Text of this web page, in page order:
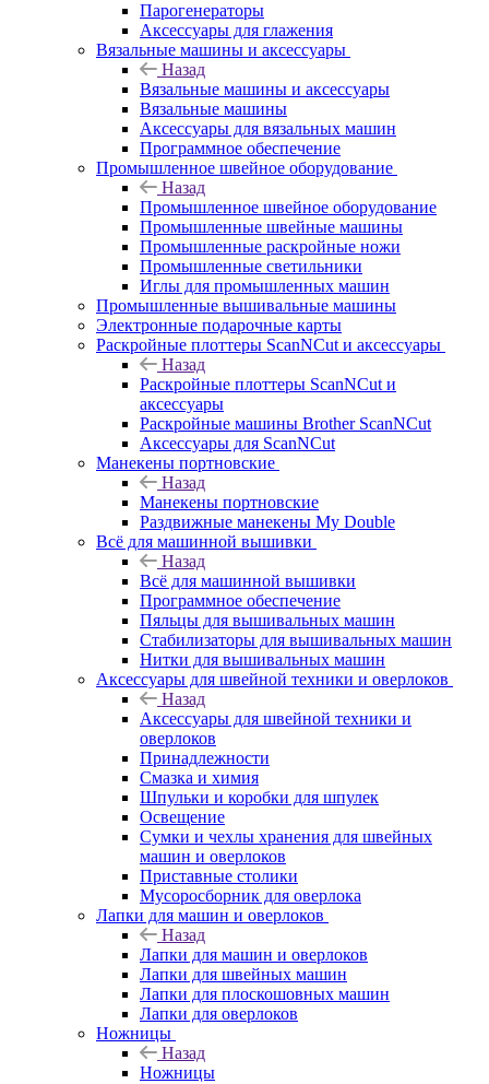
Парогенераторы
Аксессуары для глажения
Вязальные машины и аксессуары
Назад
Вязальные машины и аксессуары
Вязальные машины
Аксессуары для вязальных машин
Программное обеспечение
Промышленное швейное оборудование
Назад
Промышленное швейное оборудование
Промышленные швейные машины
Промышленные раскройные ножи
Промышленные светильники
Иглы для промышленных машин
Промышленные вышивальные машины
Электронные подарочные карты
Раскройные плоттеры ScanNCut и аксессуары
Назад
Раскройные плоттеры ScanNCut и
аксессуары
Раскройные машины Brother ScanNCut
Аксессуары для ScanNCut
Манекены портновские
Назад
Манекены портновские
Раздвижные манекены My Double
Всё для машинной вышивки
Назад
Всё для машинной вышивки
Программное обеспечение
Пяльцы для вышивальных машин
Стабилизаторы для вышивальных машин
Нитки для вышивальных машин
Аксессуары для швейной техники и оверлоков
Назад
Аксессуары для швейной техники и
оверлоков
Принадлежности
Смазка и химия
Шпульки и коробки для шпулек
Освещение
Сумки и чехлы хранения для швейных
машин и оверлоков
Приставные столики
Мусоросборник для оверлока
Лапки для машин и оверлоков
Назад
Лапки для машин и оверлоков
Лапки для швейных машин
Лапки для плоскошовных машин
Лапки для оверлоков
Ножницы
Назад
Ножницы